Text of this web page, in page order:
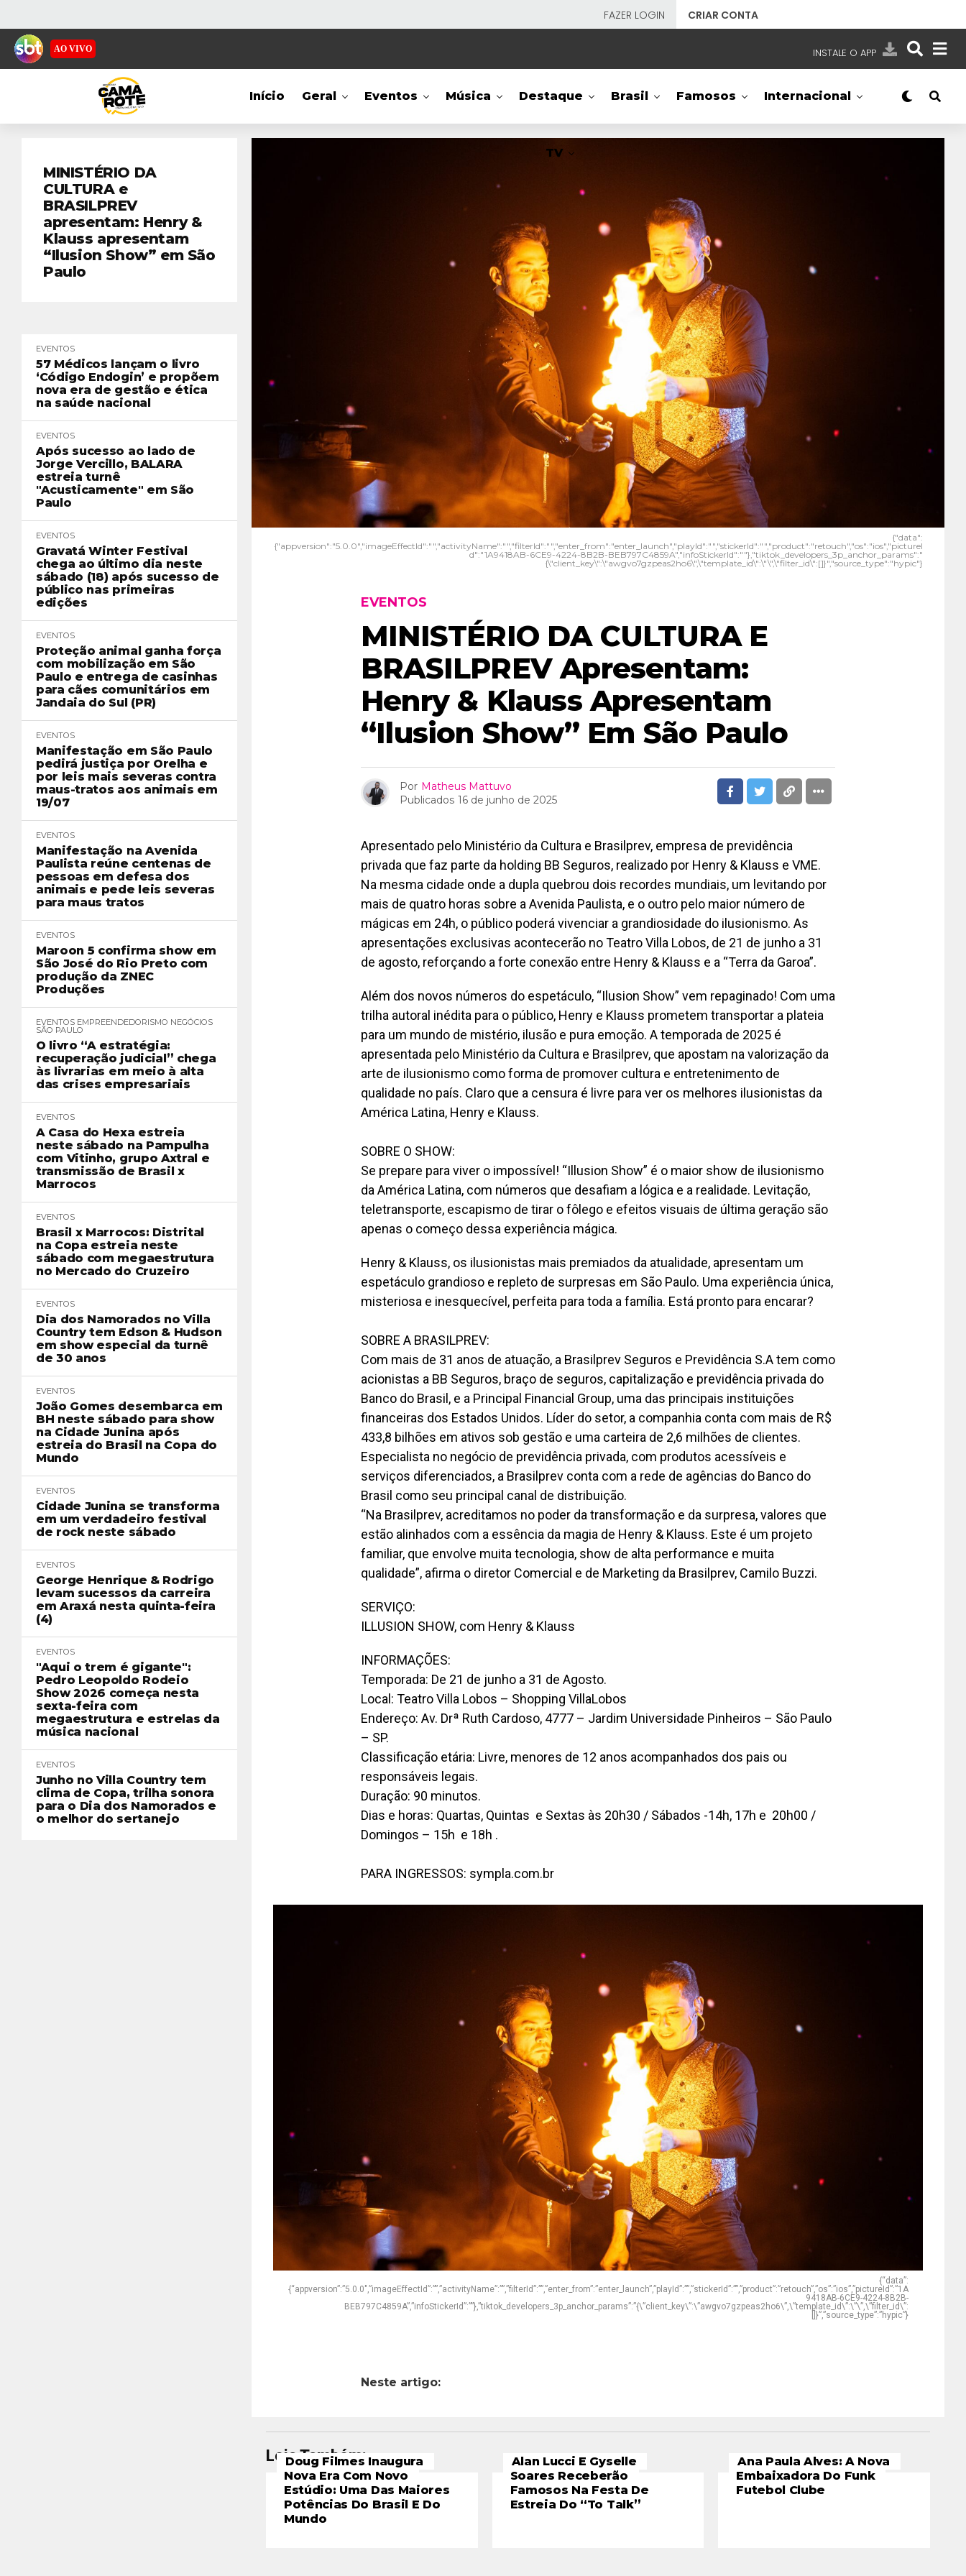
FAZER LOGIN CRIAR CONTA
AO VIVO INSTALE O APP
NOSSAS REDES APP TV SBT
Início Geral Eventos Música Destaque Brasil Famosos Internacional
TV
MINISTÉRIO DA
CULTURA e
BRASILPREV
apresentam: Henry &
Klauss apresentam
“Ilusion Show” em São
Paulo
EVENTOS
57 Médicos lançam o livro
‘Código Endogin’ e propõem
nova era de gestão e ética
na saúde nacional
EVENTOS
Após sucesso ao lado de
Jorge Vercillo, BALARA
estreia turnê
"Acusticamente" em São
Paulo
EVENTOS
Gravatá Winter Festival
chega ao último dia neste
sábado (18) após sucesso de
público nas primeiras
edições
EVENTOS
Proteção animal ganha força
com mobilização em São
Paulo e entrega de casinhas
para cães comunitários em
Jandaia do Sul (PR)
EVENTOS
Manifestação em São Paulo
pedirá justiça por Orelha e
por leis mais severas contra
maus-tratos aos animais em
19/07
EVENTOS
Manifestação na Avenida
Paulista reúne centenas de
pessoas em defesa dos
animais e pede leis severas
para maus tratos
EVENTOS
Maroon 5 confirma show em
São José do Rio Preto com
produção da ZNEC
Produções
EVENTOS EMPREENDEDORISMO NEGÓCIOS
SÃO PAULO
O livro “A estratégia:
recuperação judicial” chega
às livrarias em meio à alta
das crises empresariais
EVENTOS
A Casa do Hexa estreia
neste sábado na Pampulha
com Vitinho, grupo Axtral e
transmissão de Brasil x
Marrocos
EVENTOS
Brasil x Marrocos: Distrital
na Copa estreia neste
sábado com megaestrutura
no Mercado do Cruzeiro
EVENTOS
Dia dos Namorados no Villa
Country tem Edson & Hudson
em show especial da turnê
de 30 anos
EVENTOS
João Gomes desembarca em
BH neste sábado para show
na Cidade Junina após
estreia do Brasil na Copa do
Mundo
EVENTOS
Cidade Junina se transforma
em um verdadeiro festival
de rock neste sábado
EVENTOS
George Henrique & Rodrigo
levam sucessos da carreira
em Araxá nesta quinta-feira
(4)
EVENTOS
"Aqui o trem é gigante":
Pedro Leopoldo Rodeio
Show 2026 começa nesta
sexta-feira com
megaestrutura e estrelas da
música nacional
EVENTOS
Junho no Villa Country tem
clima de Copa, trilha sonora
para o Dia dos Namorados e
o melhor do sertanejo
{"data":
{"appversion":"5.0.0","imageEffectId":"","activityName":"","filterId":"","enter_from":"enter_launch","playId":"","stickerId":"","product":"retouch","os":"ios","pictureI
d":"1A9418AB-6CE9-4224-8B2B-BEB797C4859A","infoStickerId":""},"tiktok_developers_3p_anchor_params":"
{\"client_key\":\"awgvo7gzpeas2ho6\",\"template_id\":\"\",\"filter_id\":[]}","source_type":"hypic"}
EVENTOS
MINISTÉRIO DA CULTURA E
BRASILPREV Apresentam:
Henry & Klauss Apresentam
“Ilusion Show” Em São Paulo
Por Matheus Mattuvo
Publicados 16 de junho de 2025
Apresentado pelo Ministério da Cultura e Brasilprev, empresa de previdência
privada que faz parte da holding BB Seguros, realizado por Henry & Klauss e VME.
Na mesma cidade onde a dupla quebrou dois recordes mundiais, um levitando por
mais de quatro horas sobre a Avenida Paulista, e o outro pelo maior número de
mágicas em 24h, o público poderá vivenciar a grandiosidade do ilusionismo. As
apresentações exclusivas acontecerão no Teatro Villa Lobos, de 21 de junho a 31
de agosto, reforçando a forte conexão entre Henry & Klauss e a “Terra da Garoa”.
Além dos novos números do espetáculo, “Ilusion Show” vem repaginado! Com uma
trilha autoral inédita para o público, Henry e Klauss prometem transportar a plateia
para um mundo de mistério, ilusão e pura emoção. A temporada de 2025 é
apresentada pelo Ministério da Cultura e Brasilprev, que apostam na valorização da
arte de ilusionismo como forma de promover cultura e entretenimento de
qualidade no país. Claro que a censura é livre para ver os melhores ilusionistas da
América Latina, Henry e Klauss.
SOBRE O SHOW:
Se prepare para viver o impossível! “Illusion Show” é o maior show de ilusionismo
da América Latina, com números que desafiam a lógica e a realidade. Levitação,
teletransporte, escapismo de tirar o fôlego e efeitos visuais de última geração são
apenas o começo dessa experiência mágica.
Henry & Klauss, os ilusionistas mais premiados da atualidade, apresentam um
espetáculo grandioso e repleto de surpresas em São Paulo. Uma experiência única,
misteriosa e inesquecível, perfeita para toda a família. Está pronto para encarar?
SOBRE A BRASILPREV:
Com mais de 31 anos de atuação, a Brasilprev Seguros e Previdência S.A tem como
acionistas a BB Seguros, braço de seguros, capitalização e previdência privada do
Banco do Brasil, e a Principal Financial Group, uma das principais instituições
financeiras dos Estados Unidos. Líder do setor, a companhia conta com mais de R$
433,8 bilhões em ativos sob gestão e uma carteira de 2,6 milhões de clientes.
Especialista no negócio de previdência privada, com produtos acessíveis e
serviços diferenciados, a Brasilprev conta com a rede de agências do Banco do
Brasil como seu principal canal de distribuição.
“Na Brasilprev, acreditamos no poder da transformação e da surpresa, valores que
estão alinhados com a essência da magia de Henry & Klauss. Este é um projeto
familiar, que envolve muita tecnologia, show de alta performance e muita
qualidade”, afirma o diretor Comercial e de Marketing da Brasilprev, Camilo Buzzi.
SERVIÇO:
ILLUSION SHOW, com Henry & Klauss
INFORMAÇÕES:
Temporada: De 21 de junho a 31 de Agosto.
Local: Teatro Villa Lobos – Shopping VillaLobos
Endereço: Av. Drª Ruth Cardoso, 4777 – Jardim Universidade Pinheiros – São Paulo
– SP.
Classificação etária: Livre, menores de 12 anos acompanhados dos pais ou
responsáveis legais.
Duração: 90 minutos.
Dias e horas: Quartas, Quintas e Sextas às 20h30 / Sábados -14h, 17h e 20h00 /
Domingos – 15h e 18h .
PARA INGRESSOS: sympla.com.br
{“data”:
{“appversion”:”5.0.0″,”imageEffectId”:””,”activityName”:””,”filterId”:””,”enter_from”:”enter_launch”,”playId”:””,”stickerId”:””,”product”:”retouch”,”os”:”ios”,”pictureId”:”1A
9418AB-6CE9-4224-8B2B-
BEB797C4859A”,”infoStickerId”:””},”tiktok_developers_3p_anchor_params”:”{\”client_key\”:\”awgvo7gzpeas2ho6\”,\”template_id\”:\”\”,\”filter_id\”:
[]}”,”source_type”:”hypic”}
Neste artigo:
Leia Também:
Doug Filmes Inaugura
Nova Era Com Novo
Estúdio: Uma Das Maiores
Potências Do Brasil E Do
Mundo
Alan Lucci E Gyselle
Soares Receberão
Famosos Na Festa De
Estreia Do “To Talk”
Ana Paula Alves: A Nova
Embaixadora Do Funk
Futebol Clube